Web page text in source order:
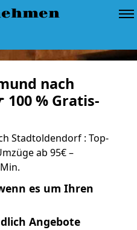
nach
% Gratis-
Stadtoldendorf : Top-
ab 95€ –
es um Ihren
Angebote